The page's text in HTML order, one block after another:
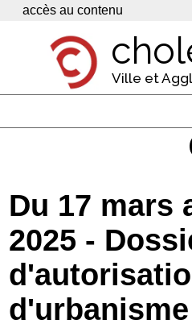
Panneau de gestion des cookies
accès au contenu
Ville et
Economie
Services
Contacts
Du 17 mars
2025 -